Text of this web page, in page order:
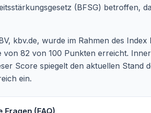
(BFSG) betroffen,
kbv.de, wurde im Rahmen des
von 82 von 100 Punkten erreicht.
Score spiegelt den aktuellen Stand
ein.
(FAQ)